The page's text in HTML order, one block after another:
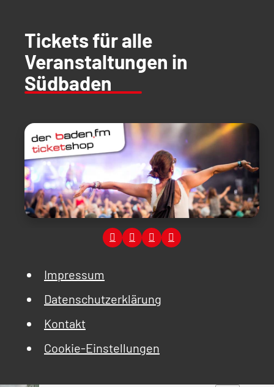
Tickets für alle
Veranstaltungen in
Südbaden
Impressum
Datenschutzerklärung
Kontakt
Cookie-Einstellungen